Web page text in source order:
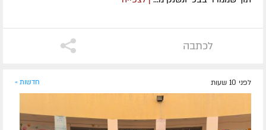
לכתבה
לפני 10 שעות חדשות »